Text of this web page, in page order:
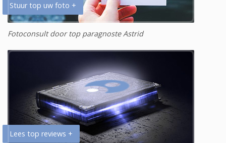
Stuur top uw foto +
Fotoconsult door top paragnoste Astrid
Lees top reviews +